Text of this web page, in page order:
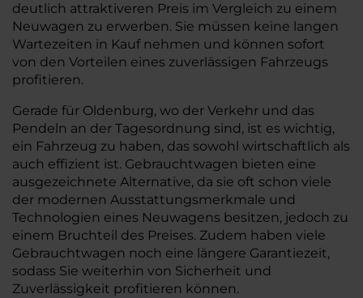
deutlich attraktiveren Preis im Vergleich zu einem
Neuwagen zu erwerben. Sie müssen keine langen
Wartezeiten in Kauf nehmen und können sofort
von den Vorteilen eines zuverlässigen Fahrzeugs
profitieren.
Gerade für Oldenburg, wo der Verkehr und das
Pendeln an der Tagesordnung sind, ist es wichtig,
ein Fahrzeug zu haben, das sowohl wirtschaftlich als
auch effizient ist. Gebrauchtwagen bieten eine
ausgezeichnete Alternative, da sie oft schon viele
der modernen Ausstattungsmerkmale und
Technologien eines Neuwagens besitzen, jedoch zu
einem Bruchteil des Preises. Zudem haben viele
Gebrauchtwagen noch eine längere Garantiezeit,
sodass Sie weiterhin von Sicherheit und
Zuverlässigkeit profitieren können.